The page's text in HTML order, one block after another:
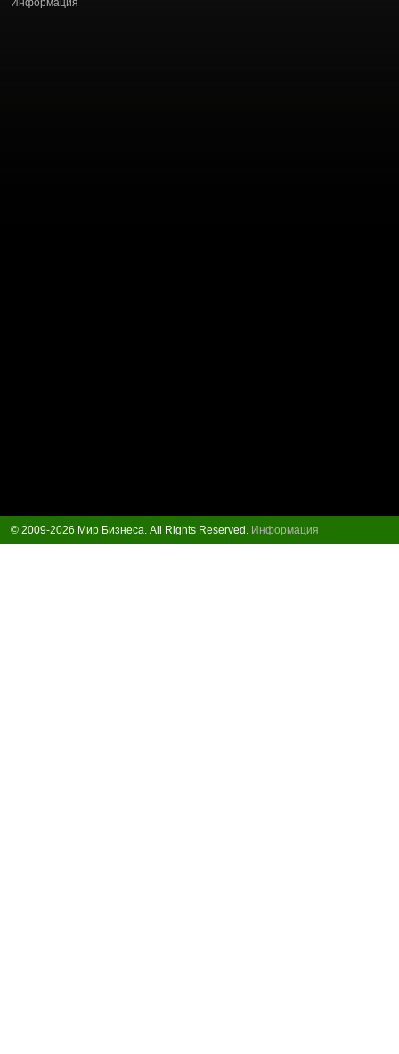
Информация
© 2009-2026 Мир Бизнеса. All Rights Reserved. Информация